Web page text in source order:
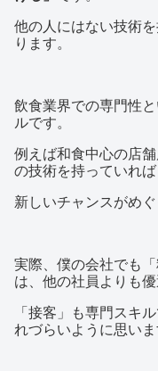
他の人にはない技術
ります。
飲食業界での専門性
ルです。
例えば和食中心の店
の技術を持っていれば
新しいチャンスがめ
実際、僕の会社でも
は、他の社員よりも優
「接客」も専門スキ
れづらいように思いま